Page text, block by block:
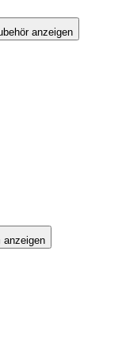
anzeigen
anzeigen